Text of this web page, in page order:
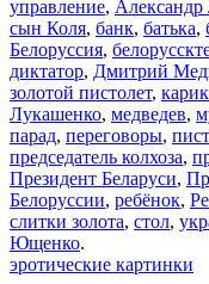
управление,
сын Коля, банк, батька,
Белоруссия,
диктатор, Дмитрий
золотой пистолет,
Лукашенко, медведев,
парад, переговоры,
председатель колхоза,
Президент Беларуси,
Белоруссии, ребёнок,
слитки золота, стол,
Ющенко.
эротические картинки